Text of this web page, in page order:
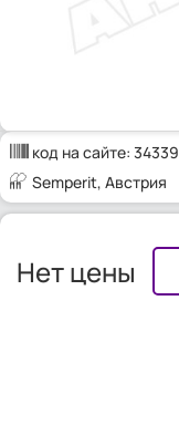
код на сайте: 34339
Semperit, Австрия
Нет цены